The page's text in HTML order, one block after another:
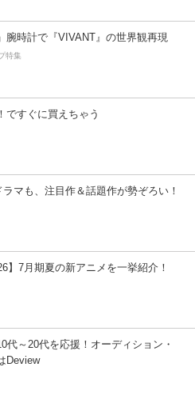
腕時計で『VIVANT』の世界観再現
特集
ですぐに買えちゃう
マも、注目作＆話題作が勢ぞろい！
】7月期夏の新アニメを一挙紹介！
代～20代を応援！オーディション・
Deview